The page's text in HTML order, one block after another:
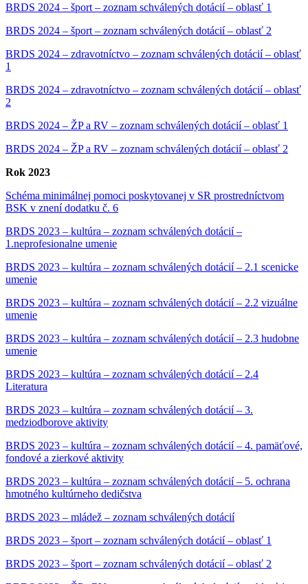
BRDS 2024 – šport – zoznam schválených dotácií – oblasť 1
BRDS 2024 – šport – zoznam schválených dotácií – oblasť 2
BRDS 2024 – zdravotníctvo – zoznam schválených dotácií – oblasť
1
BRDS 2024 – zdravotníctvo – zoznam schválených dotácií – oblasť
2
BRDS 2024 – ŽP a RV – zoznam schválených dotácií – oblasť 1
BRDS 2024 – ŽP a RV – zoznam schválených dotácií – oblasť 2
Rok 2023
Schéma minimálnej pomoci poskytovanej v SR prostredníctvom
BSK v znení dodatku č. 6
BRDS 2023 – kultúra – zoznam schválených dotácií –
1.neprofesionalne umenie
BRDS 2023 – kultúra – zoznam schválených dotácií – 2.1 scenicke
umenie
BRDS 2023 – kultúra – zoznam schválených dotácií – 2.2 vizuálne
umenie
BRDS 2023 – kultúra – zoznam schválených dotácií – 2.3 hudobne
umenie
BRDS 2023 – kultúra – zoznam schválených dotácií – 2.4
Literatura
BRDS 2023 – kultúra – zoznam schválených dotácií – 3.
medziodborove aktivity
BRDS 2023 – kultúra – zoznam schválených dotácií – 4. pamäťové,
fondové a zierkové aktivity
BRDS 2023 – kultúra – zoznam schválených dotácií – 5. ochrana
hmotného kultúrneho dedičstva
BRDS 2023 – mládež – zoznam schválených dotácií
BRDS 2023 – šport – zoznam schválených dotácií – oblasť 1
BRDS 2023 – šport – zoznam schválených dotácií – oblasť 2